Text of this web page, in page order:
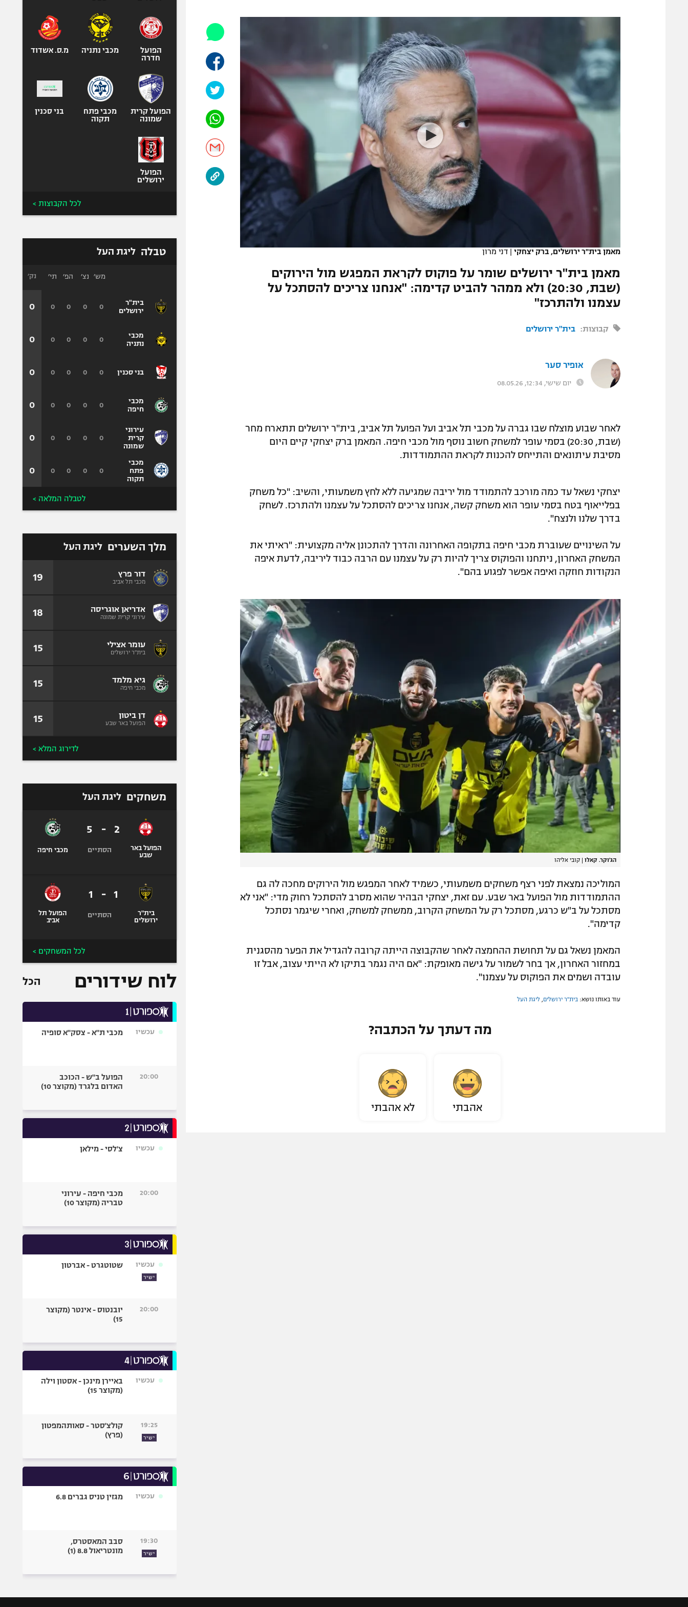
תקנון משתתפים וזוכים בפרסים
תקנון עבור פעילות אלקטרה
תקנון עבור פעילות ספורט 1 – "מרלן"
תנאי שימוש
מדיניות פרטיות
תקנון פעילות ספורט 1
רשיון להקרנה פומבית לבית עסק
הפועל תל אביב
הפועל באר שבע
מכבי נתניה
בני יהודה
ליגה סינית
ליגה ברזילאית
ליגות נוספות
אופניים
ספורט מוטורי
כדורמים
בייסבול MLB
ספורט אתגרי
אומנויות לחימה
מאמן בית"ר ירושלים, ברק יצחקי | דני מרון
מאמן בית"ר ירושלים שומר על פוקוס לקראת המפגש מול הירוקים
(שבת, 20:30) ולא ממהר להביט קדימה: "אנחנו צריכים להסתכל על
עצמנו ולהתרכז"
קבוצות: בית"ר ירושלים
אופיר סער
יום שישי, 12:34, 08.05.26
לאחר שבוע מוצלח שבו גברה על מכבי תל אביב ועל הפועל תל אביב, בית"ר ירושלים תתארח מחר
(שבת, 20:30) בסמי עופר למשחק חשוב נוסף מול מכבי חיפה. המאמן ברק יצחקי קיים היום
מסיבת עיתונאים והתייחס להכנות לקראת ההתמודדות.
יצחקי נשאל עד כמה מורכב להתמודד מול יריבה שמגיעה ללא לחץ משמעותי, והשיב: "כל משחק
בפלייאוף בטח בסמי עופר הוא משחק קשה, אנחנו צריכים להסתכל על עצמנו ולהתרכז. לשחק
בדרך שלנו ולנצח".
על השינויים שעוברת מכבי חיפה בתקופה האחרונה והדרך להתכונן אליה מקצועית: "ראיתי את
המשחק האחרון, ניתחנו והפוקוס צריך להיות רק על עצמנו עם הרבה כבוד ליריבה, לדעת איפה
הנקודות חוזקה ואיפה אפשר לפגוע בהם".
הג'וקר. קאלו | קובי אליהו
המוליכה נמצאת לפני רצף משחקים משמעותי, כשמיד לאחר המפגש מול הירוקים מחכה לה גם
ההתמודדות מול הפועל באר שבע. עם זאת, יצחקי הבהיר שהוא מסרב להסתכל רחוק מדי: "אני לא
מסתכל על ב"ש כרגע, מסתכל רק על המשחק הקרוב, ממשחק למשחק, ואחרי שיגמר נסתכל
קדימה".
המאמן נשאל גם על תחושת ההחמצה לאחר שהקבוצה הייתה קרובה להגדיל את הפער מהסגנית
במחזור האחרון, אך בחר לשמור על גישה מאופקת: "אם היה נגמר בתיקו לא הייתי עצוב, אבל זו
עובדה ושמים את הפוקוס על עצמנו".
עוד באותו נושא: בית"ר ירושלים ליגת העל
מה דעתך על הכתבה?
אהבתי לא אהבתי
הפועל
חדרה
מכבי נתניה מ.ס. אשדוד
הפועל קרית
שמונה
מכבי פתח
תקוה
בני סכנין
הפועל
ירושלים
לכל הקבוצות >
טבלה ליגת העל
בית"ר
ירושלים
מכבי
נתניה
בני סכנין
מכבי
חיפה
עירוני
קרית
שמונה
מכבי
פתח
תקוה
מש׳ נצ׳ הפ׳ תי׳
0
0
0
0
0
0
0
0
0
0
0
0
0
0
0
0
0
0
0
0
0
0
0
0
נק׳
0
0
0
0
0
0
לטבלה המלאה >
מלך השערים ליגת העל
דור פרץ
מכבי תל אביב 19
אדריאן אוגריסה
עירוני קרית שמונה 18
עומר אצילי
בית"ר ירושלים 15
גיא מלמד
מכבי חיפה 15
דן ביטון
הפועל באר שבע 15
לדירוג המלא >
משחקים ליגת העל
הפועל באר
שבע
2
-
5
הסתיים מכבי חיפה
בית"ר
ירושלים
1
-
1
הסתיים
הפועל תל
אביב
לכל המשחקים >
לוח שידורים הכל
עכשיו מכבי ת"א - צסק"א סופיה
20:00
הפועל ב"ש - הכוכב
האדום בלגרד (מקוצר 10)
עכשיו צ'לסי - מילאן
20:00
מכבי חיפה - עירוני
טבריה (מקוצר 10)
עכשיו
ישיר
שטוטגרט - אברטון
20:00
יובנטוס - אינטר (מקוצר
15)
עכשיו
באיירן מינכן - אסטון וילה
(מקוצר 15)
19:25
ישיר
קולצ'סטר - סאותהמפטון
(פרץ)
עכשיו מגזין טניס גברים 6.8
19:30
ישיר
סבב המאסטרס,
מונטריאול 8.8 (1)